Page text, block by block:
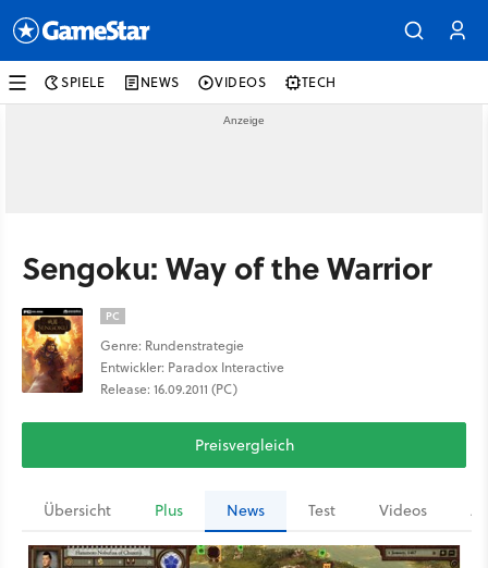
SPIELE NEWS VIDEOS TECH
Sengoku: Way of the Warrior
PC
Genre: Rundenstrategie
Entwickler: Paradox Interactive
Release: 16.09.2011 (PC)
Preisvergleich
Übersicht Plus News Test Videos